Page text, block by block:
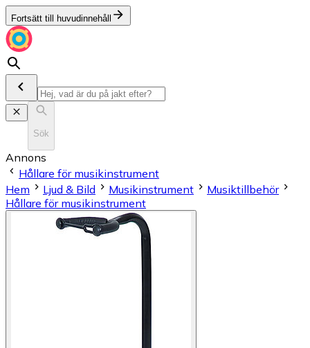
Fortsätt till huvudinnehåll
Sök
Annons
Hållare för musikinstrument
Hem
Ljud & Bild Musikinstrument
Musiktillbehör
Hållare för musikinstrument